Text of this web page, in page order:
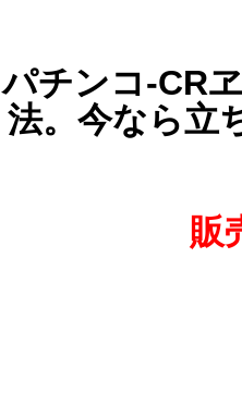
パチンコ-CR
法。今なら立
販